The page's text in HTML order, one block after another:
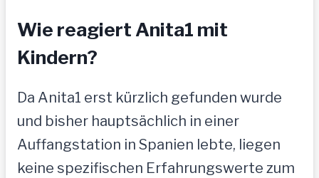
Wie reagiert Anita1 mit
Kindern?
Da Anita1 erst kürzlich gefunden wurde
und bisher hauptsächlich in einer
Auffangstation in Spanien lebte, liegen
keine spezifischen Erfahrungswerte zum